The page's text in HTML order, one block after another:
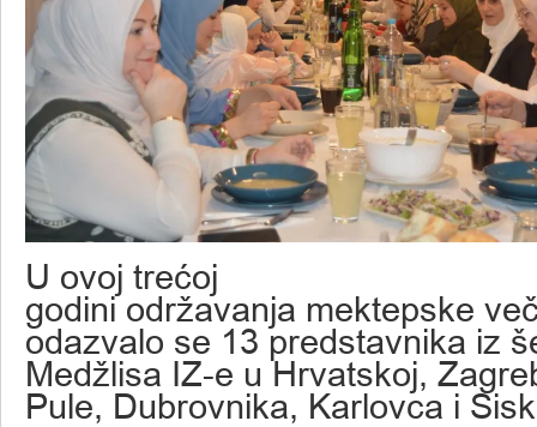
U ovoj trećoj
godini održavanja mektepske
odazvalo se 13 predstavnika iz
Medžlisa IZ-e u Hrvatskoj,
Pule, Dubrovnika, Karlovca i